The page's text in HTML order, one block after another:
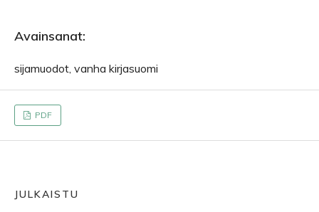
Avainsanat:
sijamuodot, vanha kirjasuomi
PDF
JULKAISTU